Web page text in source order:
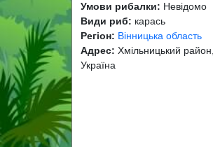
Умови рибалки: Невідомо
Види риб: карась
Регіон: Вінницька область
Адрес: Хмільницький
Україна